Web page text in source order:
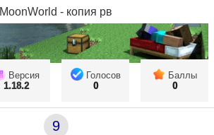
MoonWorld - копия рв
Версия
1.18.2
Голосов
0
Баллы
0
9